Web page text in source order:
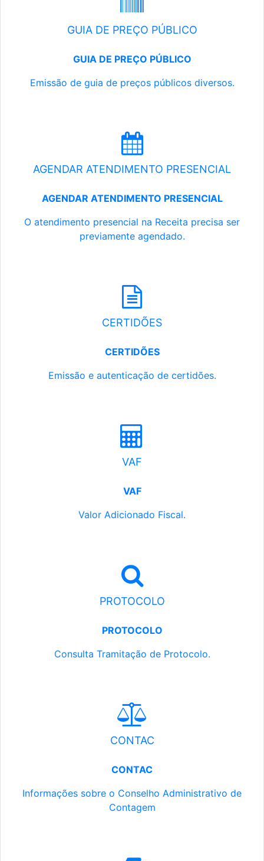
GUIA DE PREÇO PÚBLICO
GUIA DE PREÇO PÚBLICO
Emissão de guia de preços públicos diversos.
AGENDAR ATENDIMENTO PRESENCIAL
AGENDAR ATENDIMENTO PRESENCIAL
O atendimento presencial na Receita precisa ser
previamente agendado.
CERTIDÕES
CERTIDÕES
Emissão e autenticação de certidões.
VAF
VAF
Valor Adicionado Fiscal.
PROTOCOLO
PROTOCOLO
Consulta Tramitação de Protocolo.
CONTAC
CONTAC
Informações sobre o Conselho Administrativo de
Contagem